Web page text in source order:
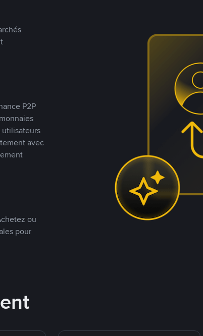
P2P
avec
ou
pour